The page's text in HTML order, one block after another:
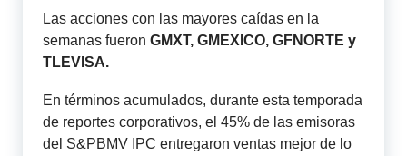
Las acciones con las mayores caídas en la
semanas fueron GMXT, GMEXICO, GFNORTE y
TLEVISA.
En términos acumulados, durante esta temporada
de reportes corporativos, el 45% de las emisoras
del S&PBMV IPC entregaron ventas mejor de lo